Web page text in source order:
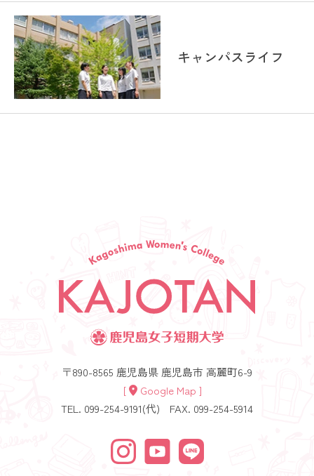
キャンパスライフ
〒890-8565 鹿児島県 鹿児島市 高麗町6-9
[
Google Map ]
TEL. 099-254-9191(代)
FAX. 099-254-5914